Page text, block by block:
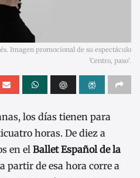
Imagen promocional de su espectáculo
'Centro, paso'.
los días tienen para
horas. De diez a
en el Ballet Español de la
partir de esa hora corre a